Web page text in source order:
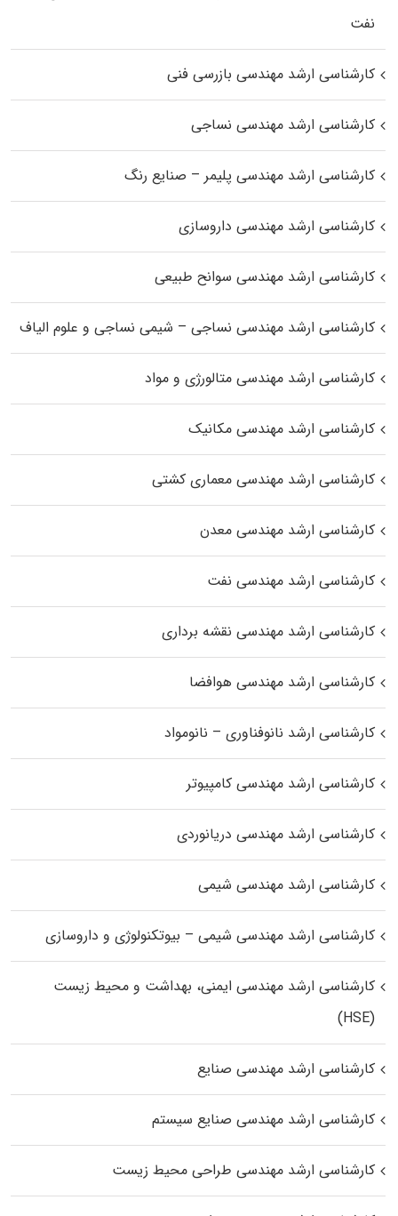
نفت
کارشناسی ارشد مهندسی بازرسی فنی
کارشناسی ارشد مهندسی نساجی
کارشناسی ارشد مهندسی پلیمر – صنایع رنگ
کارشناسی ارشد مهندسی داروسازی
کارشناسی ارشد مهندسی سوانح طبیعی
کارشناسی ارشد مهندسی نساجی – شیمی نساجی و علوم الیاف
کارشناسی ارشد مهندسی متالورژی و مواد
کارشناسی ارشد مهندسی مکانیک
کارشناسی ارشد مهندسی معماری کشتی
کارشناسی ارشد مهندسی معدن
کارشناسی ارشد مهندسی نفت
کارشناسی ارشد مهندسی نقشه برداری
کارشناسی ارشد مهندسی هوافضا
کارشناسی ارشد نانوفناوری – نانومواد
کارشناسی ارشد مهندسی کامپیوتر
کارشناسی ارشد مهندسی دریانوردی
کارشناسی ارشد مهندسی شیمی
کارشناسی ارشد مهندسی شیمی – بیوتکنولوژی و داروسازی
کارشناسی ارشد مهندسی ایمنی، بهداشت و محیط زیست
(HSE)
کارشناسی ارشد مهندسی صنایع
کارشناسی ارشد مهندسی صنایع سیستم
کارشناسی ارشد مهندسی طراحی محیط زیست